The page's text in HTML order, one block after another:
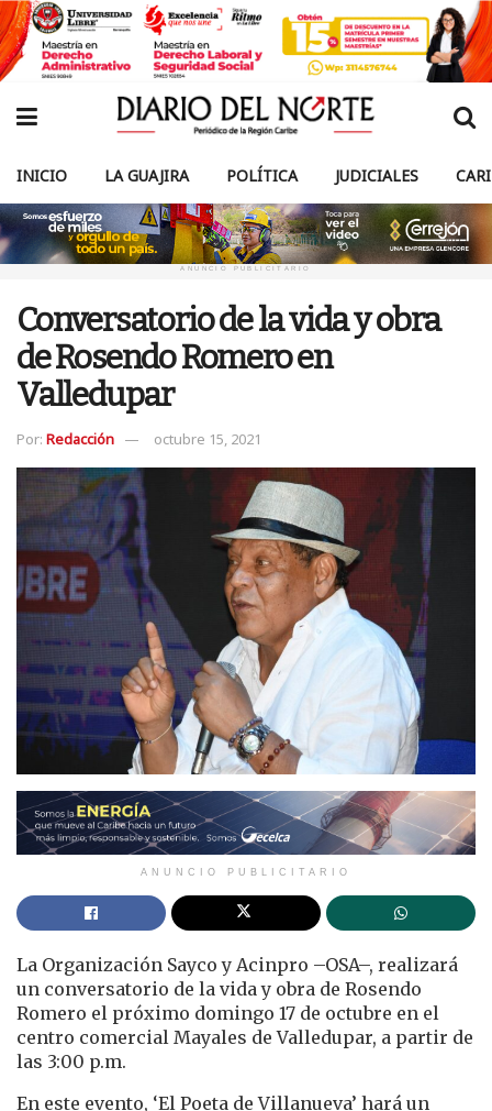
INICIO LA GUAJIRA POLÍTICA JUDICIALES
ANUNCIO PUBLICITARIO
Conversatorio de la vida y obra
de Rosendo Romero en
Valledupar
Por: Redacción octubre 15, 2021
ANUNCIO PUBLICITARIO
La Organización Sayco y Acinpro –OSA–, realizará
un conversatorio de la vida y obra de Rosendo
Romero el próximo domingo 17 de octubre en el
centro comercial Mayales de Valledupar, a partir de
las 3:00 p.m.
En este evento, ‘El Poeta de Villanueva’ hará un